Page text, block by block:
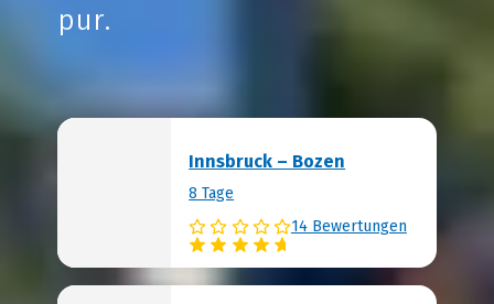
pur.
Innsbruck – Bozen
8 Tage
14 Bewertungen